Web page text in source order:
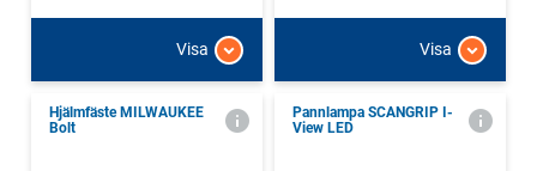
Visa Visa
Hjälmfäste MILWAUKEE
Bolt
Pannlampa SCANGRIP I-
View LED